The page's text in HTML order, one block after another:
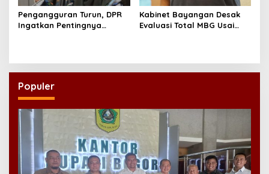
Pengangguran Turun, DPR
Ingatkan Pentingnya
Kabinet Bayangan Desak
Evaluasi Total MBG Usai
Populer